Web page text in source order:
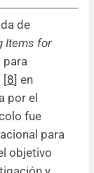
de
Items for
para
[8] en
por el
fue
para
objetivo